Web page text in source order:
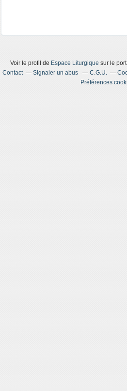
Voir le profil de Espace Liturgiquesur le
Contact
Signaler un abus C.G.U.
Préférences